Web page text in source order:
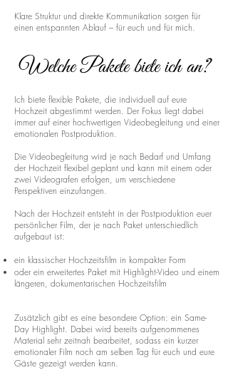
Klare Struktur und direkte Kommunikation sorgen für
einen entspannten Ablauf – für euch und für mich.
Welche Pakete biete ich an?
Ich biete flexible Pakete, die individuell auf eure
Hochzeit abgestimmt werden. Der Fokus liegt dabei
immer auf einer hochwertigen Videobegleitung und einer
emotionalen Postproduktion.
Die Videobegleitung wird je nach Bedarf und Umfang
der Hochzeit flexibel geplant und kann mit einem oder
zwei Videografen erfolgen, um verschiedene
Perspektiven einzufangen.
Nach der Hochzeit entsteht in der Postproduktion euer
persönlicher Film, der je nach Paket unterschiedlich
aufgebaut ist:
ein klassischer Hochzeitsfilm in kompakter Form
oder ein erweitertes Paket mit Highlight-Video und einem
längeren, dokumentarischen Hochzeitsfilm
Zusätzlich gibt es eine besondere Option: ein Same-
Day Highlight. Dabei wird bereits aufgenommenes
Material sehr zeitnah bearbeitet, sodass ein kurzer
emotionaler Film noch am selben Tag für euch und eure
Gäste gezeigt werden kann.